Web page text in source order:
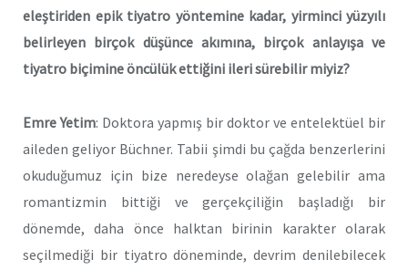
eleştiriden epik tiyatro yöntemine kadar, yirminci yüzyılı
belirleyen birçok düşünce akımına, birçok anlayışa ve
tiyatro biçimine öncülük ettiğini ileri sürebilir miyiz?
Emre Yetim: Doktora yapmış bir doktor ve entelektüel bir
aileden geliyor Büchner. Tabii şimdi bu çağda benzerlerini
okuduğumuz için bize neredeyse olağan gelebilir ama
romantizmin bittiği ve gerçekçiliğin başladığı bir
dönemde, daha önce halktan birinin karakter olarak
seçilmediği bir tiyatro döneminde, devrim denilebilecek